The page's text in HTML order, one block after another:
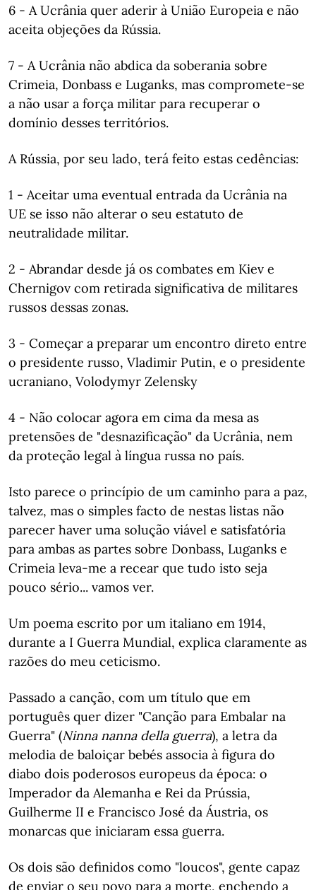
6 - A Ucrânia quer aderir à União Europeia e não
aceita objeções da Rússia.
7 - A Ucrânia não abdica da soberania sobre
Crimeia, Donbass e Luganks, mas compromete-se
a não usar a força militar para recuperar o
domínio desses territórios.
A Rússia, por seu lado, terá feito estas cedências:
1 - Aceitar uma eventual entrada da Ucrânia na
UE se isso não alterar o seu estatuto de
neutralidade militar.
2 - Abrandar desde já os combates em Kiev e
Chernigov com retirada significativa de militares
russos dessas zonas.
3 - Começar a preparar um encontro direto entre
o presidente russo, Vladimir Putin, e o presidente
ucraniano, Volodymyr Zelensky
4 - Não colocar agora em cima da mesa as
pretensões de "desnazificação" da Ucrânia, nem
da proteção legal à língua russa no país.
Isto parece o princípio de um caminho para a paz,
talvez, mas o simples facto de nestas listas não
parecer haver uma solução viável e satisfatória
para ambas as partes sobre Donbass, Luganks e
Crimeia leva-me a recear que tudo isto seja
pouco sério... vamos ver.
Um poema escrito por um italiano em 1914,
durante a I Guerra Mundial, explica claramente as
razões do meu ceticismo.
Passado a canção, com um título que em
português quer dizer "Canção para Embalar na
Guerra" (Ninna nanna della guerra), a letra da
melodia de baloiçar bebés associa à figura do
diabo dois poderosos europeus da época: o
Imperador da Alemanha e Rei da Prússia,
Guilherme II e Francisco José da Áustria, os
monarcas que iniciaram essa guerra.
Os dois são definidos como "loucos", gente capaz
de enviar o seu povo para a morte, enchendo a